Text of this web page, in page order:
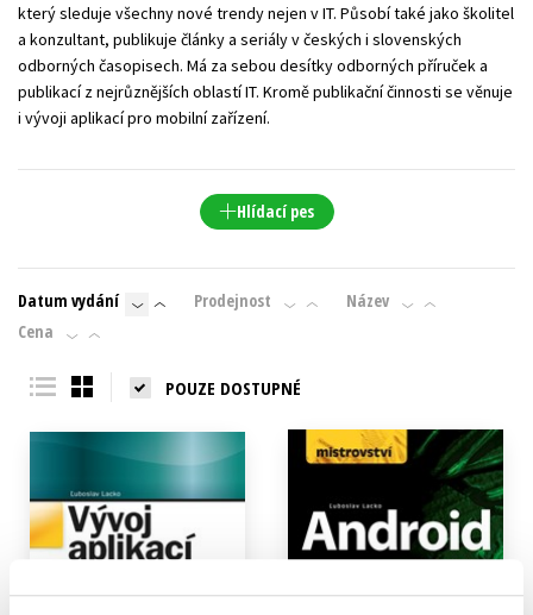
který sleduje všechny nové trendy nejen v IT. Působí také jako školitel
a konzultant, publikuje články a seriály v českých i slovenských
odborných časopisech. Má za sebou desítky odborných příruček a
publikací z nejrůznějších oblastí IT. Kromě publikační činnosti se věnuje
i vývoji aplikací pro mobilní zařízení.
Hlídací pes
Datum vydání Prodejnost
Název
Cena
POUZE DOSTUPNÉ